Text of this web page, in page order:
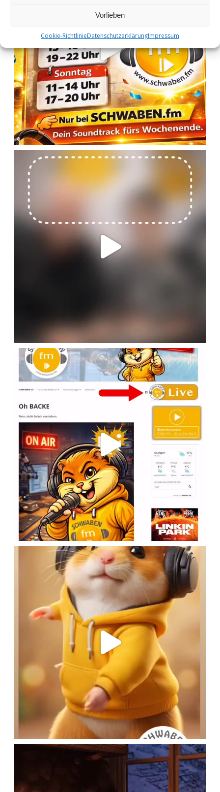
Vorlieben
Cookie-RichtlinieDatenschutzerklärungImpressum